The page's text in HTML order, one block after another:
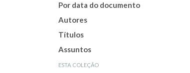
Por data do documento
Autores
Títulos
Assuntos
esta coleção